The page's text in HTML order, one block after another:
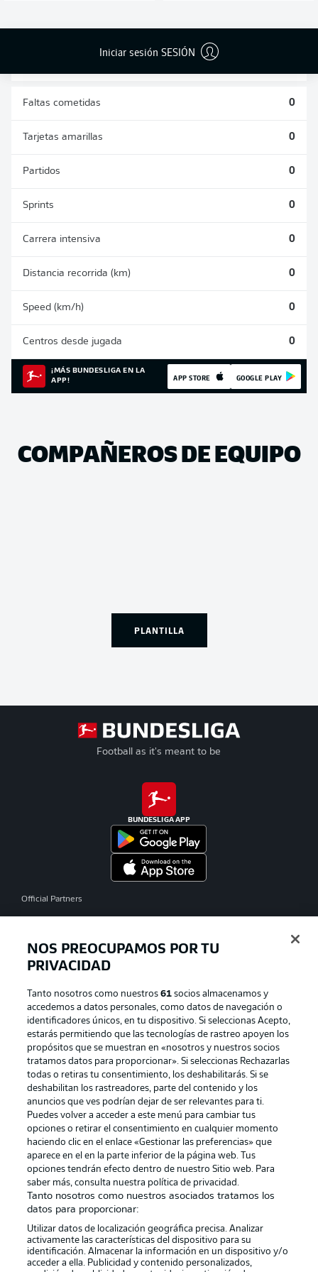
Iniciar sesión SESIÓN
DIVIDIDOS
0
AÉREOS
0
Faltas cometidas 0
Tarjetas amarillas 0
Partidos 0
Sprints 0
Carrera intensiva 0
Distancia recorrida (km) 0
Speed (km/h) 0
Centros desde jugada 0
¡MÁS BUNDESLIGA EN LA
APP!
APP STORE GOOGLE PLAY
COMPAÑEROS DE EQUIPO
PLANTILLA
Football as it's meant to be
BUNDESLIGA APP
Official Partners
Publicidad Aviso legal
Gestionar las preferencias Declaracion de privacidad
Canales Trabajos
Jugadores Condiciones de uso
Sello Editorial Contacto
NOS PREOCUPAMOS POR TU
PRIVACIDAD
Tanto nosotros como nuestros61 socios almacenamos y
accedemos a datos personales, como datos de navegación o
identificadores únicos, en tu dispositivo. Si seleccionas Acepto,
estarás permitiendo que las tecnologías de rastreo apoyen los
propósitos que se muestran en «nosotros y nuestros socios
tratamos datos para proporcionar». Si seleccionas Rechazarlas
todas o retiras tu consentimiento, los deshabilitarás. Si se
deshabilitan los rastreadores, parte del contenido y los
anuncios que ves podrían dejar de ser relevantes para ti.
Puedes volver a acceder a este menú para cambiar tus
opciones o retirar el consentimiento en cualquier momento
haciendo clic en el enlace «Gestionar las preferencias» que
aparece en el en la parte inferior de la página web. Tus
opciones tendrán efecto dentro de nuestro Sitio web. Para
saber más, consulta nuestra política de privacidad.
Tanto nosotros como nuestros asociados tratamos los
datos para proporcionar:
Utilizar datos de localización geográfica precisa. Analizar
activamente las características del dispositivo para su
identificación. Almacenar la información en un dispositivo y/o
acceder a ella. Publicidad y contenido personalizados,